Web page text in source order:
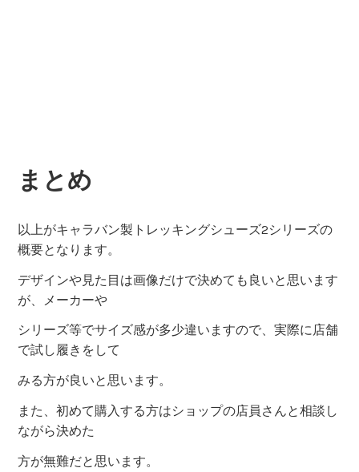
まとめ
以上がキャラバン製トレッキングシューズ2シリーズの
概要となります。
デザインや見た目は画像だけで決めても良いと思います
が、メーカーや
シリーズ等でサイズ感が多少違いますので、実際に店舗
で試し履きをして
みる方が良いと思います。
また、初めて購入する方はショップの店員さんと相談し
ながら決めた
方が無難だと思います。